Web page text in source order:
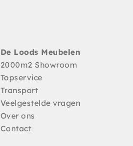
De Loods Meubelen
2000m2 Showroom
Topservice
Transport
Veelgestelde vragen
Over ons
Contact